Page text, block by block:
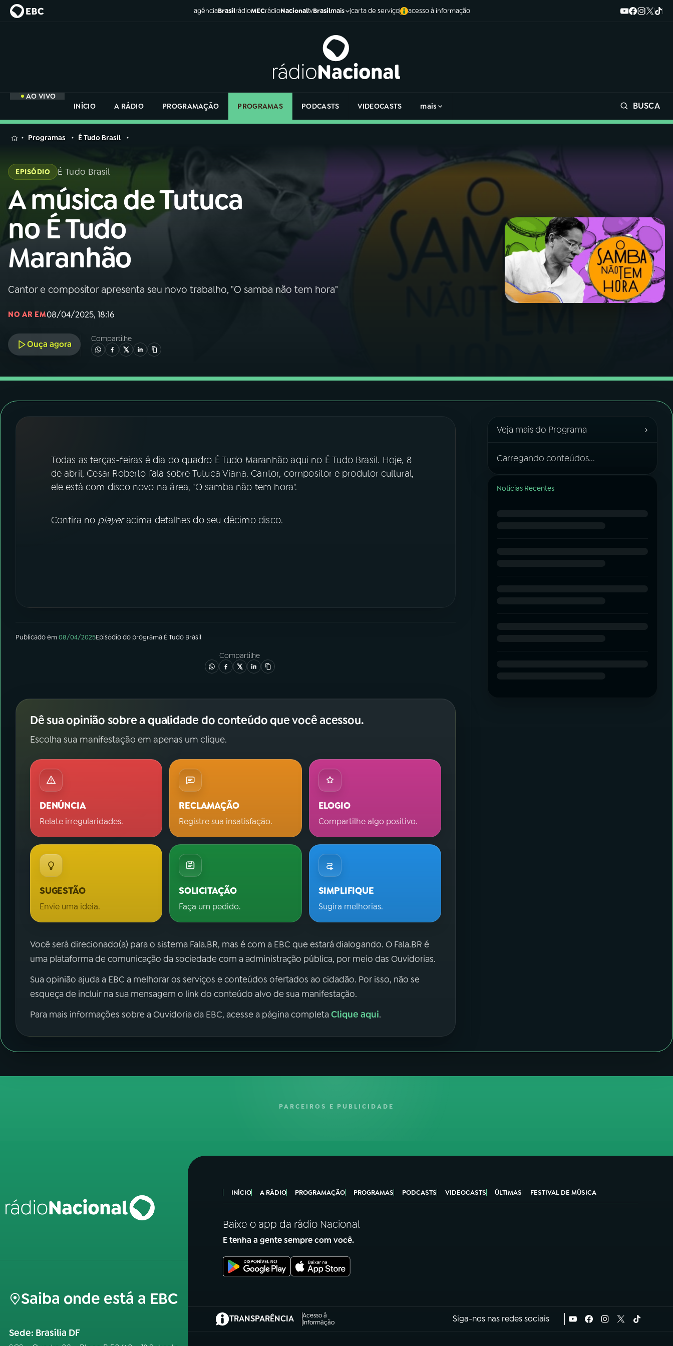
agênciaBrasilrádioMECrádioNacionaltvBrasilmais carta de serviço acesso à informação
AO VIVO
INÍCIO
A RÁDIO PROGRAMAÇÃO PROGRAMAS PODCASTS VIDEOCASTS mais BUSCA
MENU
Buscar
na
Rádio
Nacional
AO VIVO
01INÍCIO
A RÁDIO
03PROGRAMAÇÃO
PROGRAMAS
FESTIVAL DE MÚSICA
ACOMPANHE A RÁDIO NACIONAL
na
Rádio
Nacional
Programas É Tudo Brasil
EPISÓDIO É Tudo Brasil
A música de Tutuca
no É Tudo
Maranhão
Cantor e compositor apresenta seu novo trabalho, "O samba não tem hora"
NO AR EM08/04/2025, 18:16
Ouça agora
Compartilhe
Todas as terças-feiras é dia do quadro É Tudo Maranhão aqui no É Tudo Brasil. Hoje, 8
de abril, Cesar Roberto fala sobre Tutuca Viana. Cantor, compositor e produtor cultural,
ele está com disco novo na área, "O samba não tem hora".
Confira no playeracima detalhes do seu décimo disco.
Publicado em08/04/2025Episódiodo programa É Tudo Brasil
Compartilhe
Dê sua opinião sobre a qualidade do conteúdo que você acessou.
Escolha sua manifestação em apenas um clique.
DENÚNCIA
Relate irregularidades.
RECLAMAÇÃO
Registre sua insatisfação.
ELOGIO
Compartilhe algo positivo.
SUGESTÃO
Envie uma ideia.
SOLICITAÇÃO
Faça um pedido.
SIMPLIFIQUE
Sugira melhorias.
Você será direcionado(a) para o sistema Fala.BR, mas é com a EBC que estará dialogando. O Fala.BR é
uma plataforma de comunicação da sociedade com a administração pública, por meio das Ouvidorias.
Sua opinião ajuda a EBC a melhorar os serviços e conteúdos ofertados ao cidadão. Por isso, não se
esqueça de incluir na sua mensagem o link do conteúdo alvo de sua manifestação.
Para mais informações sobre a Ouvidoria da EBC, acesse a página completaClique aqui.
Veja mais do Programa ›
Carregando conteúdos...
Notícias Recentes
PARCEIROS E PUBLICIDADE
Saiba onde está a EBC
Sede: Brasília DF
INÍCIO A RÁDIO PROGRAMAÇÃO PROGRAMAS PODCASTS VIDEOCASTS ÚLTIMAS FESTIVAL DE MÚSICA
Baixe o app da rádio Nacional
E tenha a gente sempre com você.
TRANSPARÊNCIA
Acesso à
Informação
(abre em nova aba) Siga-nos nas redes sociais